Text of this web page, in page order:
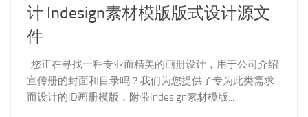
计 Indesign素材模版版式设计源文
件
您正在寻找一种专业而精美的画册设计，用于公司介绍
宣传册的封面和目录吗？我们为您提供了专为此类需求
而设计的ID画册模版，附带Indesign素材模版...